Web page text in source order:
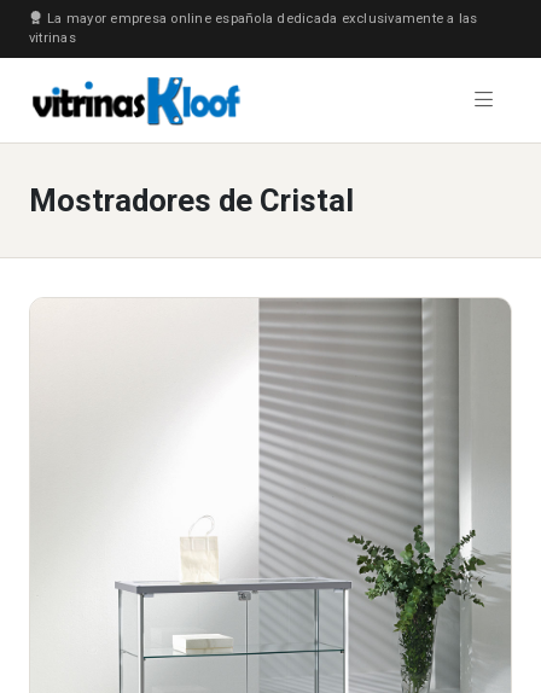
La mayor empresa online española dedicada exclusivamente a las
vitrinas
Mostradores de Cristal